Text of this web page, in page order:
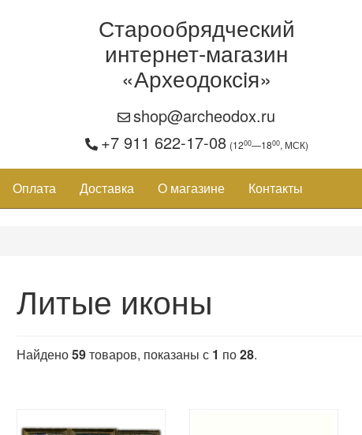
Старообрядческий
интернет-магазин
«Археодоксiя»
shop@archeodox.ru
+7 911 622-17-08 (1200—1800, МСК)
Оплата Доставка О магазине Контакты
Литые иконы
Найдено59товаров, показаны с 1 по28.